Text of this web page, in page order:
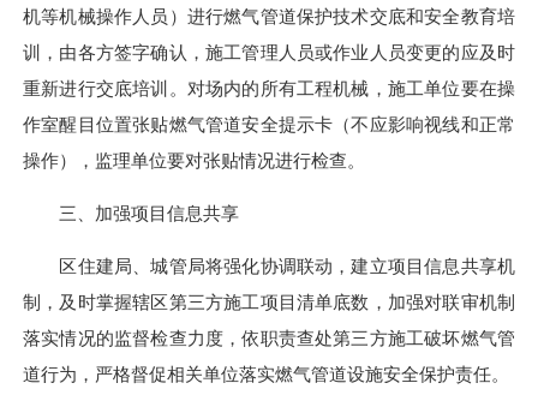
机等机械操作人员）进行燃气管道保护技术交底和安全教育培
训，由各方签字确认，施工管理人员或作业人员变更的应及时
重新进行交底培训。对场内的所有工程机械，施工单位要在操
作室醒目位置张贴燃气管道安全提示卡（不应影响视线和正常
操作），监理单位要对张贴情况进行检查。
三、加强项目信息共享
区住建局、城管局将强化协调联动，建立项目信息共享机
制，及时掌握辖区第三方施工项目清单底数，加强对联审机制
落实情况的监督检查力度，依职责查处第三方施工破坏燃气管
道行为，严格督促相关单位落实燃气管道设施安全保护责任。